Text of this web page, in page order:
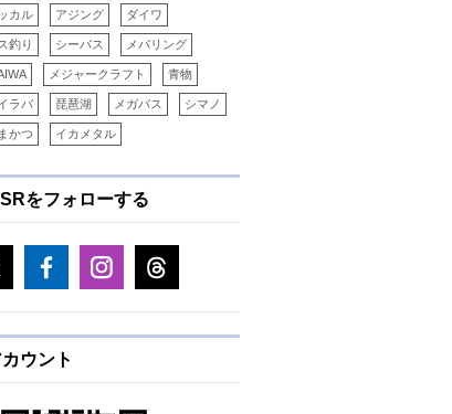
カル アジング ダイワ
釣り シーバス メバリング
メジャークラフト 青物
ラバ 琵琶湖 メガバス シマノ
かつ イカメタル
をフォローする
ウント